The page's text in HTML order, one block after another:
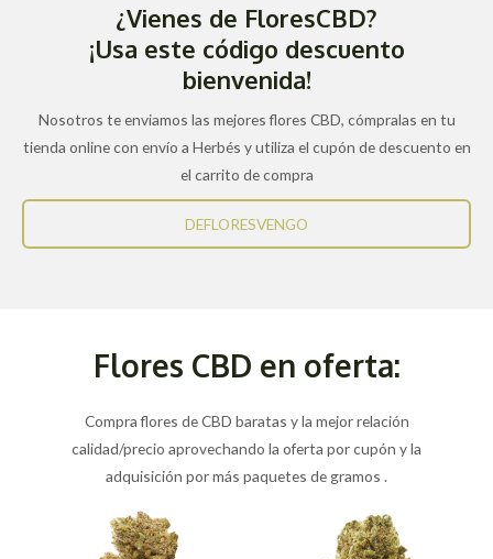
¿Vienes de FloresCBD?
¡Usa este código descuento
bienvenida!
Nosotros te enviamos las mejores flores CBD, cómpralas en tu
tienda online con envío a Herbés y utiliza el cupón de descuento en
el carrito de compra
DEFLORESVENGO
Flores CBD en oferta:
Compra flores de CBD baratas y la mejor relación
calidad/precio aprovechando la oferta por cupón y la
adquisición por más paquetes de gramos .